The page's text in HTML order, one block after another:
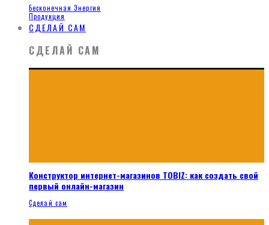
Бесконечная Энергия
Продукция
СДЕЛАЙ САМ
СДЕЛАЙ САМ
Конструктор интернет-магазинов TOBIZ: как создать свой
первый онлайн-магазин
Сделай сам